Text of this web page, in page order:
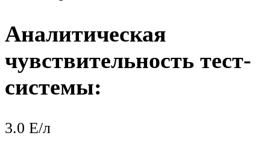
Аналитическая
чувствительность тест-
системы:
3.0 Е/л